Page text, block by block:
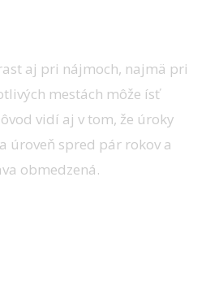
aj pri nájmoch, najmä pri
mestách môže ísť
vidí aj v tom, že úroky
úroveň spred pár rokov a
obmedzená.